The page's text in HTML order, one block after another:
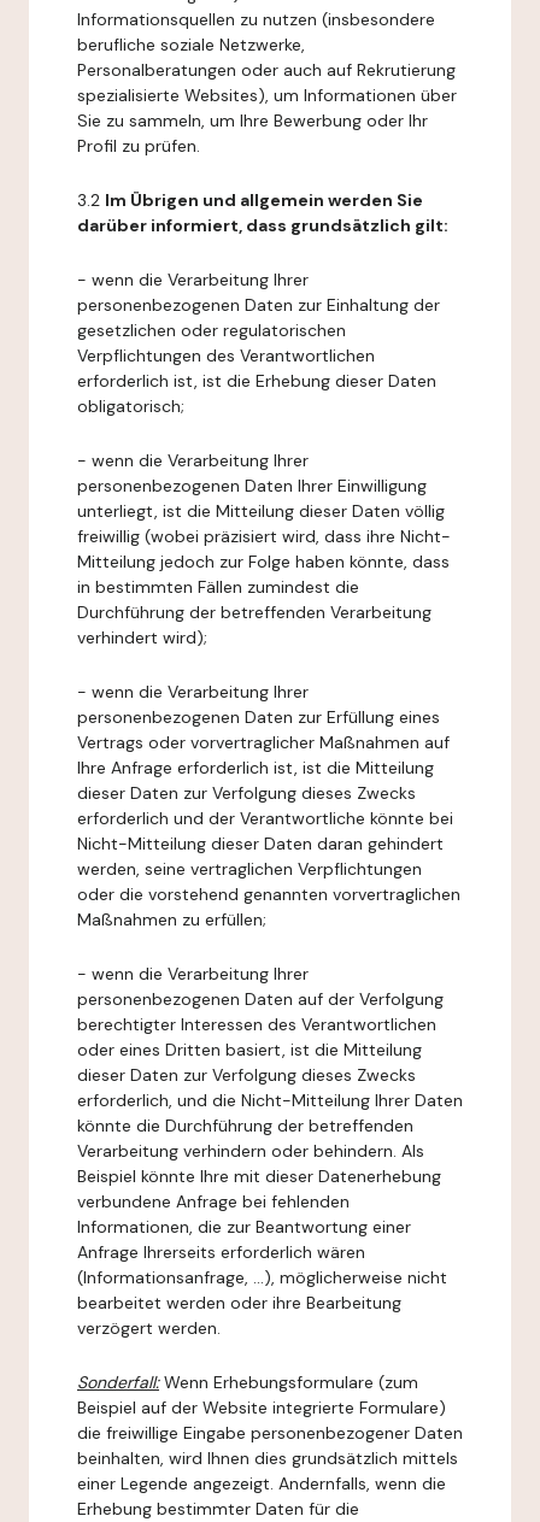
Informationsquellen zu nutzen (insbesondere
berufliche soziale Netzwerke,
Personalberatungen oder auch auf Rekrutierung
spezialisierte Websites), um Informationen über
Sie zu sammeln, um Ihre Bewerbung oder Ihr
Profil zu prüfen.
3.2 Im Übrigen und allgemein werden Sie
darüber informiert, dass grundsätzlich gilt:
- wenn die Verarbeitung Ihrer
personenbezogenen Daten zur Einhaltung der
gesetzlichen oder regulatorischen
Verpflichtungen des Verantwortlichen
erforderlich ist, ist die Erhebung dieser Daten
obligatorisch;
- wenn die Verarbeitung Ihrer
personenbezogenen Daten Ihrer Einwilligung
unterliegt, ist die Mitteilung dieser Daten völlig
freiwillig (wobei präzisiert wird, dass ihre Nicht-
Mitteilung jedoch zur Folge haben könnte, dass
in bestimmten Fällen zumindest die
Durchführung der betreffenden Verarbeitung
verhindert wird);
- wenn die Verarbeitung Ihrer
personenbezogenen Daten zur Erfüllung eines
Vertrags oder vorvertraglicher Maßnahmen auf
Ihre Anfrage erforderlich ist, ist die Mitteilung
dieser Daten zur Verfolgung dieses Zwecks
erforderlich und der Verantwortliche könnte bei
Nicht-Mitteilung dieser Daten daran gehindert
werden, seine vertraglichen Verpflichtungen
oder die vorstehend genannten vorvertraglichen
Maßnahmen zu erfüllen;
- wenn die Verarbeitung Ihrer
personenbezogenen Daten auf der Verfolgung
berechtigter Interessen des Verantwortlichen
oder eines Dritten basiert, ist die Mitteilung
dieser Daten zur Verfolgung dieses Zwecks
erforderlich, und die Nicht-Mitteilung Ihrer Daten
könnte die Durchführung der betreffenden
Verarbeitung verhindern oder behindern. Als
Beispiel könnte Ihre mit dieser Datenerhebung
verbundene Anfrage bei fehlenden
Informationen, die zur Beantwortung einer
Anfrage Ihrerseits erforderlich wären
(Informationsanfrage, ...), möglicherweise nicht
bearbeitet werden oder ihre Bearbeitung
verzögert werden.
Sonderfall:Wenn Erhebungsformulare (zum
Beispiel auf der Website integrierte Formulare)
die freiwillige Eingabe personenbezogener Daten
beinhalten, wird Ihnen dies grundsätzlich mittels
einer Legende angezeigt. Andernfalls, wenn die
Erhebung bestimmter Daten für die